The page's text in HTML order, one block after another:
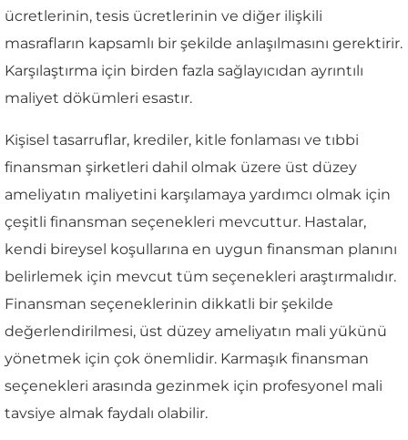
ücretlerinin, tesis ücretlerinin ve diğer ilişkili
masrafların kapsamlı bir şekilde anlaşılmasını gerektirir.
Karşılaştırma için birden fazla sağlayıcıdan ayrıntılı
maliyet dökümleri esastır.
Kişisel tasarruflar, krediler, kitle fonlaması ve tıbbi
finansman şirketleri dahil olmak üzere üst düzey
ameliyatın maliyetini karşılamaya yardımcı olmak için
çeşitli finansman seçenekleri mevcuttur. Hastalar,
kendi bireysel koşullarına en uygun finansman planını
belirlemek için mevcut tüm seçenekleri araştırmalıdır.
Finansman seçeneklerinin dikkatli bir şekilde
değerlendirilmesi, üst düzey ameliyatın mali yükünü
yönetmek için çok önemlidir. Karmaşık finansman
seçenekleri arasında gezinmek için profesyonel mali
tavsiye almak faydalı olabilir.